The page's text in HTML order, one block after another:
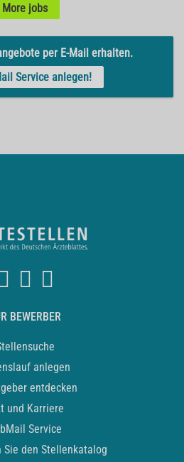
More jobs
per E-Mail erhalten.
Service anlegen!
BEWERBER
anlegen
entdecken
und Karriere
Service
Sie den Stellenkatalog